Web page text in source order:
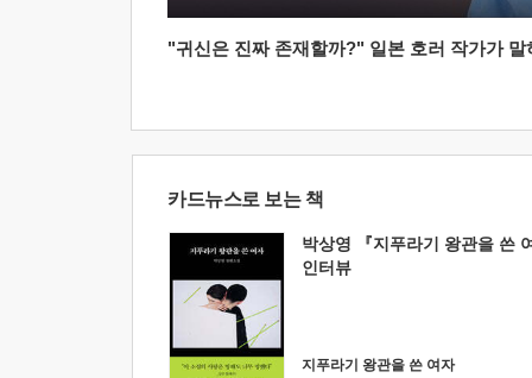
"귀신은 진짜 존재할까?" 일본 호러 작가가
카드뉴스로 보는 책
박상영 『지푸라기 왕관을 쓴
인터뷰
지푸라기 왕관을 쓴 여자